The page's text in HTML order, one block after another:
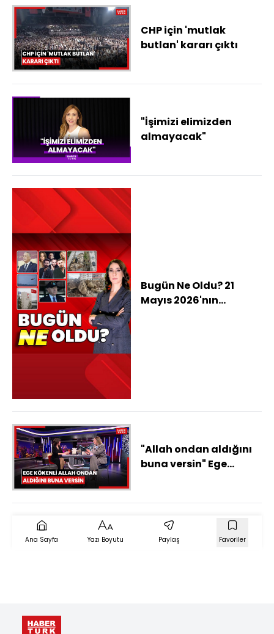
CHP için 'mutlak
butlan' kararı çıktı
"İşimizi elimizden
almayacak"
Bugün Ne Oldu? 21
Mayıs 2026'nın
"Allah ondan aldığını
buna versin" Ege
Ana Sayfa Yazı Boyutu Paylaş Favoriler